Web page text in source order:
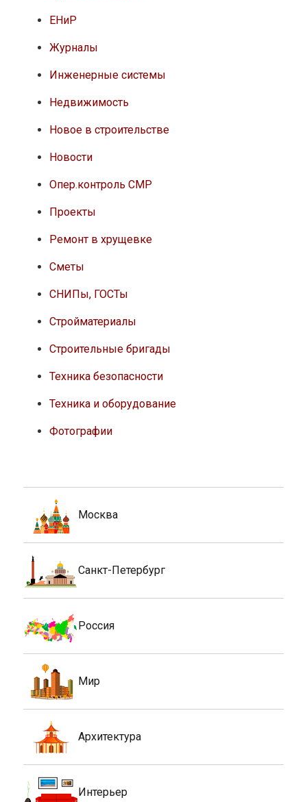
ЕНиР
Журналы
Инженерные системы
Недвижимость
Новое в строительстве
Новости
Опер.контроль СМР
Проекты
Ремонт в хрущевке
Сметы
СНИПы, ГОСТы
Стройматериалы
Строительные бригады
Техника безопасности
Техника и оборудование
Фотографии
Москва
Санкт-Петербург
Россия
Мир
Архитектура
Интерьер